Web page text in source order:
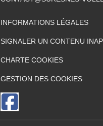
INFORMATIONS LÉGALES
SIGNALER UN CONTENU
CHARTE COOKIES
GESTION DES COOKIES